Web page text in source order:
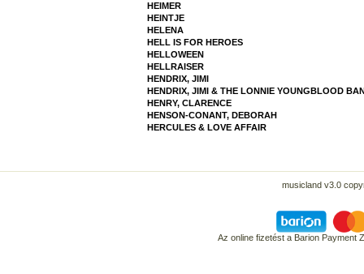
HEIMER
HEINTJE
HELENA
HELL IS FOR HEROES
HELLOWEEN
HELLRAISER
HENDRIX, JIMI
HENDRIX, JIMI & THE LONNIE YOUNGBLOOD
HENRY, CLARENCE
HENSON-CONANT, DEBORAH
HERCULES & LOVE AFFAIR
musicland v3.0
Az online fizetést a Barion Payment